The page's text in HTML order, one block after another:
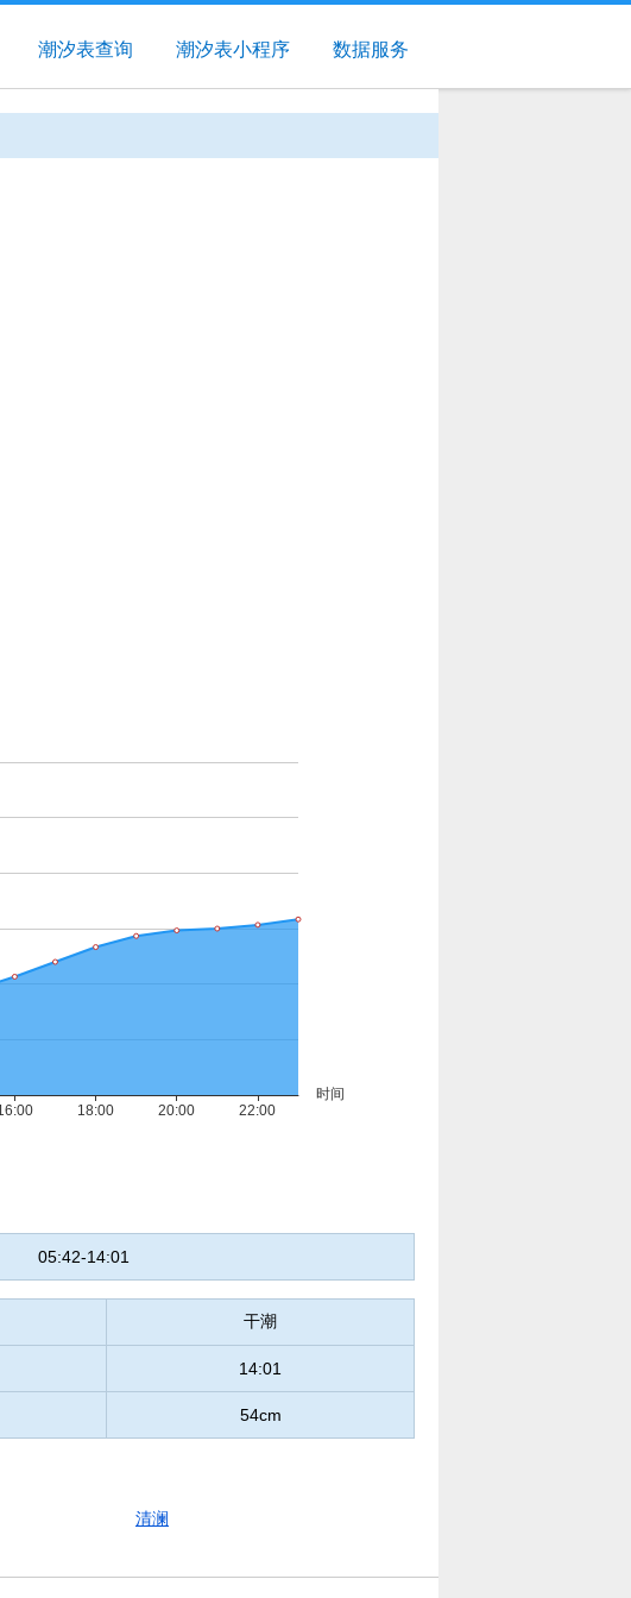
潮汐表查询 潮汐表小程序 数据服务
05:42-14:01
干潮
14:01
54cm
清澜